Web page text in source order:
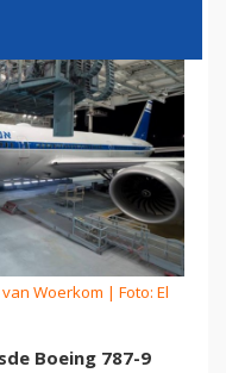
van Woerkom | Foto: El
Boeing 787-9